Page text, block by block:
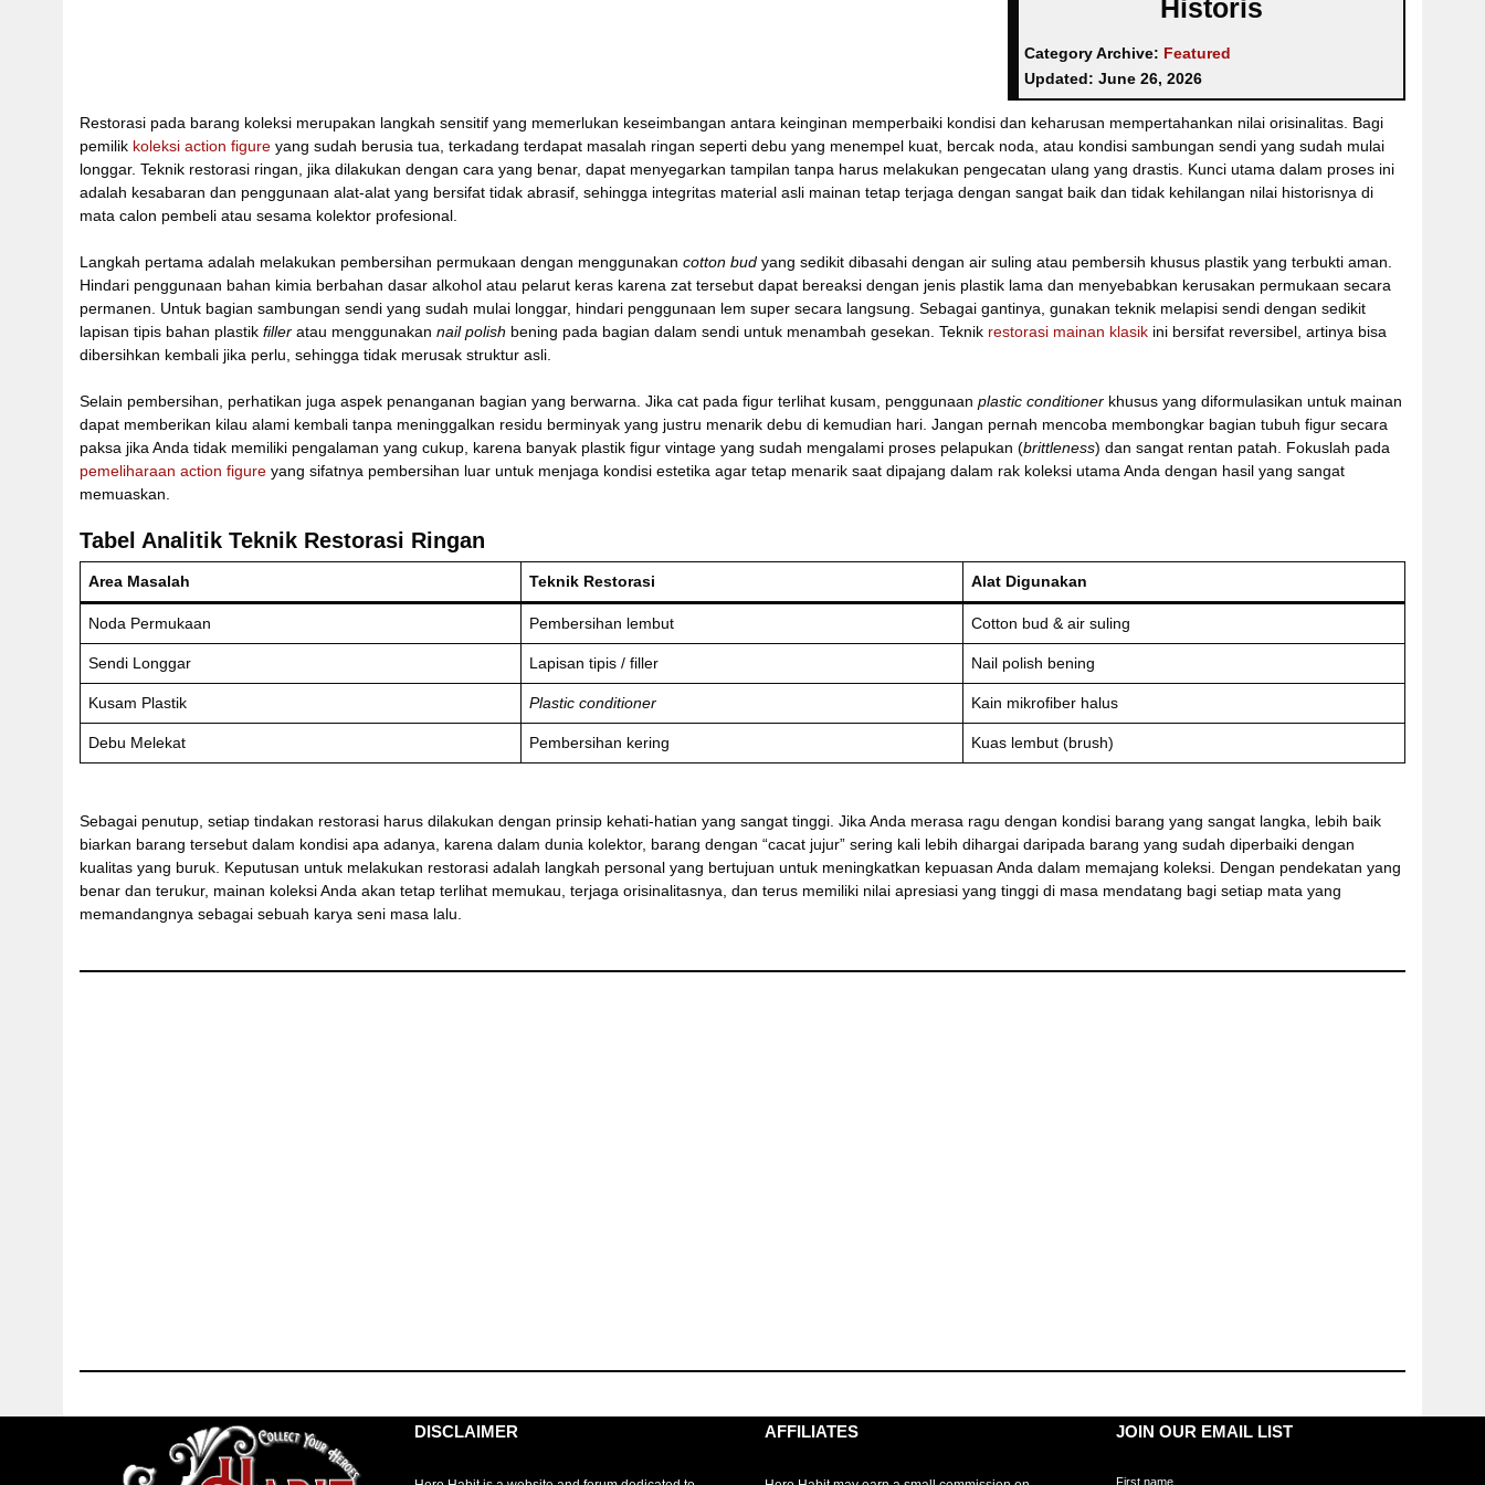
Historis
Category Archive: Featured
Updated: June 26, 2026
Restorasi pada barang koleksi merupakan langkah sensitif yang memerlukan keseimbangan antara keinginan memperbaiki kondisi dan keharusan mempertahankan nilai orisinalitas. Bagi
pemilik koleksi action figure yang sudah berusia tua, terkadang terdapat masalah ringan seperti debu yang menempel kuat, bercak noda, atau kondisi sambungan sendi yang sudah mulai
longgar. Teknik restorasi ringan, jika dilakukan dengan cara yang benar, dapat menyegarkan tampilan tanpa harus melakukan pengecatan ulang yang drastis. Kunci utama dalam proses ini
adalah kesabaran dan penggunaan alat-alat yang bersifat tidak abrasif, sehingga integritas material asli mainan tetap terjaga dengan sangat baik dan tidak kehilangan nilai historisnya di
mata calon pembeli atau sesama kolektor profesional.
Langkah pertama adalah melakukan pembersihan permukaan dengan menggunakan cotton bud yang sedikit dibasahi dengan air suling atau pembersih khusus plastik yang terbukti aman.
Hindari penggunaan bahan kimia berbahan dasar alkohol atau pelarut keras karena zat tersebut dapat bereaksi dengan jenis plastik lama dan menyebabkan kerusakan permukaan secara
permanen. Untuk bagian sambungan sendi yang sudah mulai longgar, hindari penggunaan lem super secara langsung. Sebagai gantinya, gunakan teknik melapisi sendi dengan sedikit
lapisan tipis bahan plastik filler atau menggunakan nail polish bening pada bagian dalam sendi untuk menambah gesekan. Teknik restorasi mainan klasik ini bersifat reversibel, artinya bisa
dibersihkan kembali jika perlu, sehingga tidak merusak struktur asli.
Selain pembersihan, perhatikan juga aspek penanganan bagian yang berwarna. Jika cat pada figur terlihat kusam, penggunaan plastic conditioner khusus yang diformulasikan untuk mainan
dapat memberikan kilau alami kembali tanpa meninggalkan residu berminyak yang justru menarik debu di kemudian hari. Jangan pernah mencoba membongkar bagian tubuh figur secara
paksa jika Anda tidak memiliki pengalaman yang cukup, karena banyak plastik figur vintage yang sudah mengalami proses pelapukan (brittleness) dan sangat rentan patah. Fokuslah pada
pemeliharaan action figure yang sifatnya pembersihan luar untuk menjaga kondisi estetika agar tetap menarik saat dipajang dalam rak koleksi utama Anda dengan hasil yang sangat
memuaskan.
Tabel Analitik Teknik Restorasi Ringan
Area Masalah Teknik Restorasi Alat Digunakan
Noda Permukaan Pembersihan lembut Cotton bud & air suling
Sendi Longgar Lapisan tipis / filler Nail polish bening
Kusam Plastik Plastic conditioner Kain mikrofiber halus
Debu Melekat Pembersihan kering Kuas lembut (brush)
Sebagai penutup, setiap tindakan restorasi harus dilakukan dengan prinsip kehati-hatian yang sangat tinggi. Jika Anda merasa ragu dengan kondisi barang yang sangat langka, lebih baik
biarkan barang tersebut dalam kondisi apa adanya, karena dalam dunia kolektor, barang dengan “cacat jujur” sering kali lebih dihargai daripada barang yang sudah diperbaiki dengan
kualitas yang buruk. Keputusan untuk melakukan restorasi adalah langkah personal yang bertujuan untuk meningkatkan kepuasan Anda dalam memajang koleksi. Dengan pendekatan yang
benar dan terukur, mainan koleksi Anda akan tetap terlihat memukau, terjaga orisinalitasnya, dan terus memiliki nilai apresiasi yang tinggi di masa mendatang bagi setiap mata yang
memandangnya sebagai sebuah karya seni masa lalu.
DISCLAIMER AFFILIATES JOIN OUR EMAIL LIST
First name